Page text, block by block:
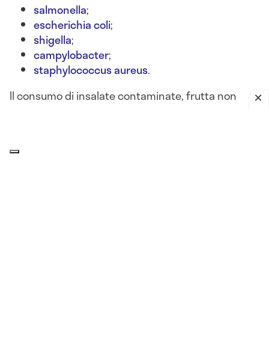
salmonella;
escherichia coli;
shigella;
campylobacter;
staphylococcus aureus.
Il consumo di insalate contaminate, frutta non
addominali e febbre